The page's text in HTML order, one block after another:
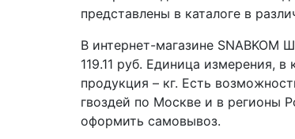
представлены в каталоге в
В интернет-магазине SNABKOM
119.11 руб. Единица измерения, в
продукция – кг. Есть
гвоздей по Москве и в регионы
оформить самовывоз.